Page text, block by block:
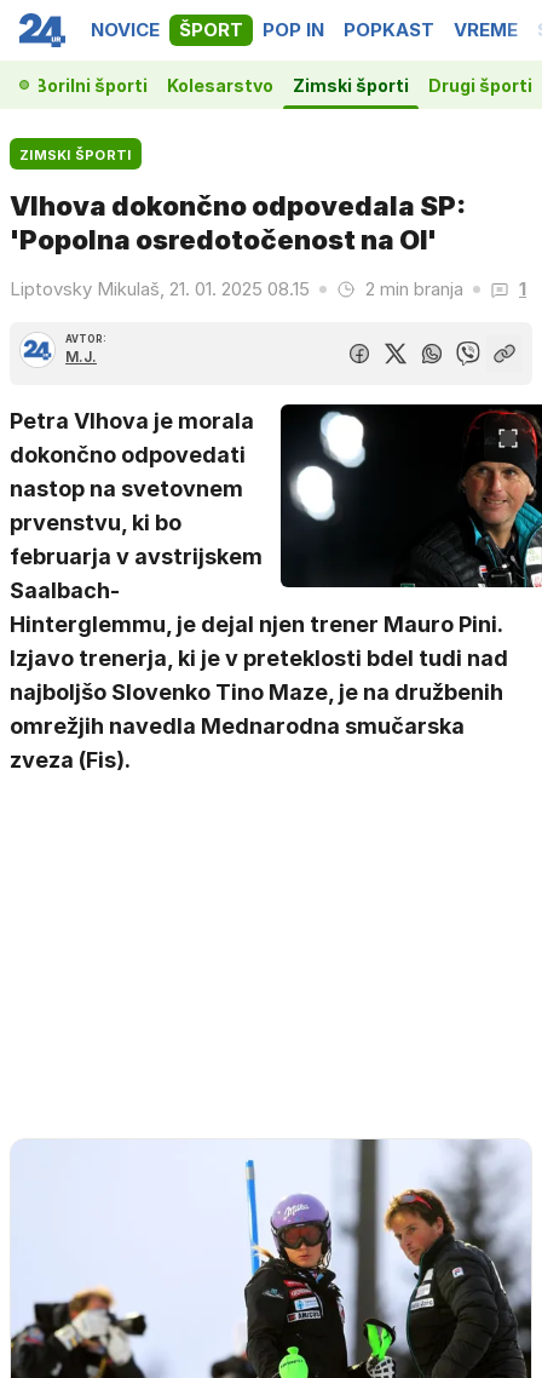
NOVICE ŠPORT POP IN POPKAST VREME
Borilni športi Kolesarstvo Zimski športi Drugi športi
ZIMSKI ŠPORTI
Vlhova dokončno odpovedala SP:
'Popolna osredotočenost na OI'
Liptovsky Mikulaš, 21. 01. 2025 08.15 2 min branja 1
AVTOR:
M.J.
Petra Vlhova je morala
dokončno odpovedati
nastop na svetovnem
prvenstvu, ki bo
februarja v avstrijskem
Saalbach-
Hinterglemmu, je dejal njen trener Mauro Pini.
Izjavo trenerja, ki je v preteklosti bdel tudi nad
najboljšo Slovenko Tino Maze, je na družbenih
omrežjih navedla Mednarodna smučarska
zveza (Fis).